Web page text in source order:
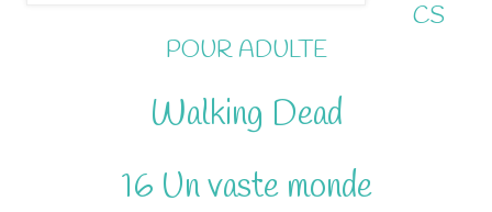
CS
POUR ADULTE
Walking Dead
16 Un vaste monde